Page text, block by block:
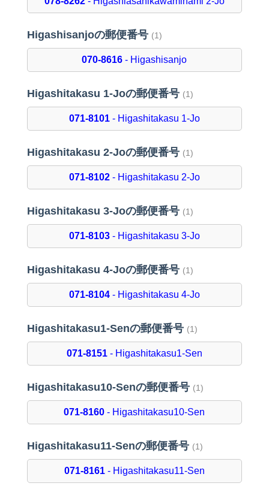
Higashisanjoの郵便番号 (1)
070-8616 - Higashisanjo
Higashitakasu 1-Joの郵便番号 (1)
071-8101- Higashitakasu 1-Jo
Higashitakasu 2-Joの郵便番号 (1)
071-8102- Higashitakasu 2-Jo
Higashitakasu 3-Joの郵便番号 (1)
071-8103- Higashitakasu 3-Jo
Higashitakasu 4-Joの郵便番号 (1)
071-8104- Higashitakasu 4-Jo
Higashitakasu1-Senの郵便番号 (1)
071-8151- Higashitakasu1-Sen
Higashitakasu10-Senの郵便番号 (1)
071-8160 - Higashitakasu10-Sen
Higashitakasu11-Senの郵便番号 (1)
071-8161- Higashitakasu11-Sen